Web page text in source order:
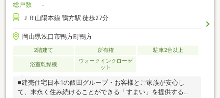
総戸数
-
ＪＲ山陽本線 鴨方駅 徒歩27分
岡山県浅口市鴨方町鴨方
2階建て 所有権 駐車2台以上
浴室乾燥機
ウォークインクローゼ
ット
■建売住宅日本1の飯田グループ・お客様とご家族が安心し
て、末永く住み続けることができる「すまい」を提供する